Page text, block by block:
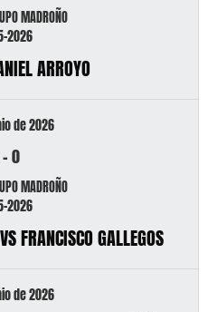
MADROÑO
2026
ARROYO
de 2026
-0
MADROÑO
2026
FRANCISCO GALLEGOS
de 2026